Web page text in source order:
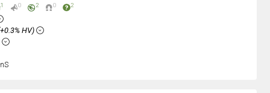
1 0 2 0 2
HV)